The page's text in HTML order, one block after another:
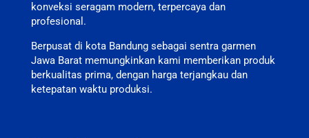
konveksi seragam modern, terpercaya dan
profesional.
Berpusat di kota Bandung sebagai sentra garmen
Jawa Barat memungkinkan kami memberikan produk
berkualitas prima, dengan harga terjangkau dan
ketepatan waktu produksi.